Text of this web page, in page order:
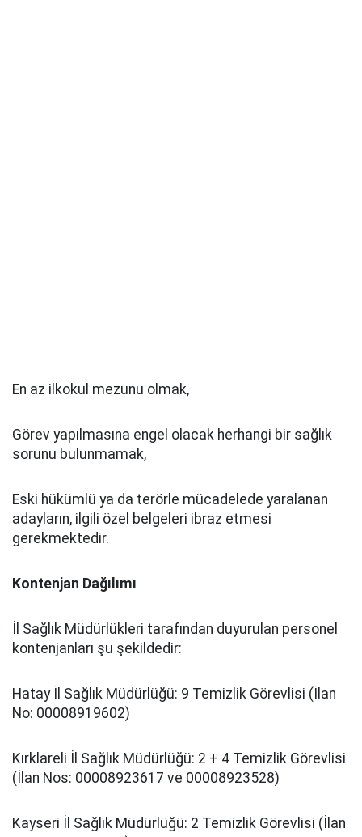
En az ilkokul mezunu olmak,
Görev yapılmasına engel olacak herhangi bir sağlık
sorunu bulunmamak,
Eski hükümlü ya da terörle mücadelede yaralanan
adayların, ilgili özel belgeleri ibraz etmesi
gerekmektedir.
Kontenjan Dağılımı
İl Sağlık Müdürlükleri tarafından duyurulan personel
kontenjanları şu şekildedir:
Hatay İl Sağlık Müdürlüğü: 9 Temizlik Görevlisi (İlan
No: 00008919602)
Kırklareli İl Sağlık Müdürlüğü: 2 + 4 Temizlik Görevlisi
(İlan Nos: 00008923617 ve 00008923528)
Kayseri İl Sağlık Müdürlüğü: 2 Temizlik Görevlisi (İlan